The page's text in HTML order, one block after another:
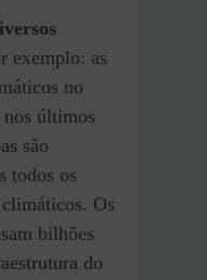
exemplo: as
no
últimos
são
todos os
climáticos. Os
bilhões
do